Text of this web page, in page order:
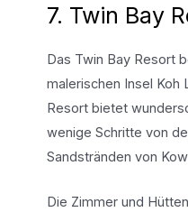
7. Twin Bay
Das Twin Bay Resort
malerischen Insel Koh
Resort bietet
wenige Schritte von
Sandstränden von
Die Zimmer und